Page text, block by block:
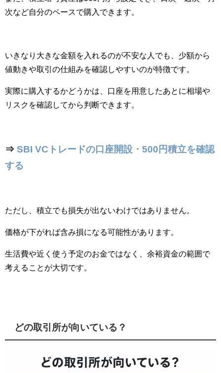
次など自分のペースで購入できます。
いきなり大きな金額を入れるのが不安な人でも、少額から
値動きや取引の仕組みを確認しやすいのが特徴です。
実際に購入するかどうかは、口座を用意したあとに相場や
リスクを確認してから判断できます。
⇒ SBI VCトレードの口座開設・500円積立を確認
する
ただし、積立でも損失が出ないわけではありません。
価格が下がれば含み損になる可能性があります。
生活費や近く使う予定のお金ではなく、余裕資金の範囲で
考えることが大切です。
どの取引所が向いている？